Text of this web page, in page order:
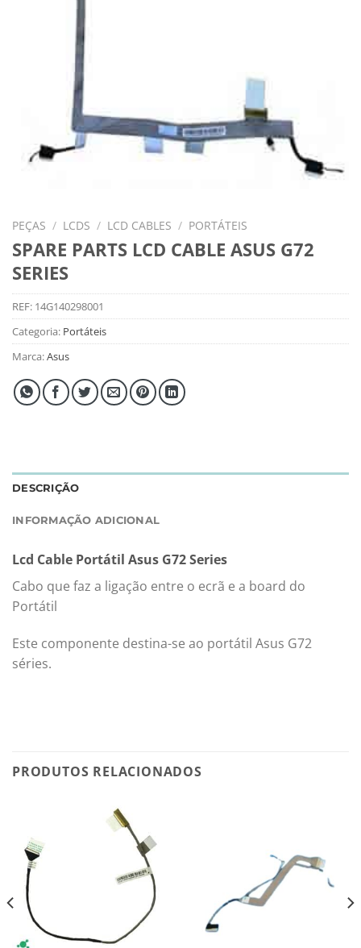
PEÇAS / LCDS / LCD CABLES / PORTÁTEIS
SPARE PARTS LCD CABLE ASUS G72
SERIES
REF: 14G140298001
Categoria: Portáteis
Marca:Asus
DESCRIÇÃO
INFORMAÇÃO ADICIONAL
Lcd Cable Portátil Asus G72 Series
Cabo que faz a ligação entre o ecrã e a board do
Portátil
Este componente destina-se ao portátil Asus G72
séries.
PRODUTOS RELACIONADOS